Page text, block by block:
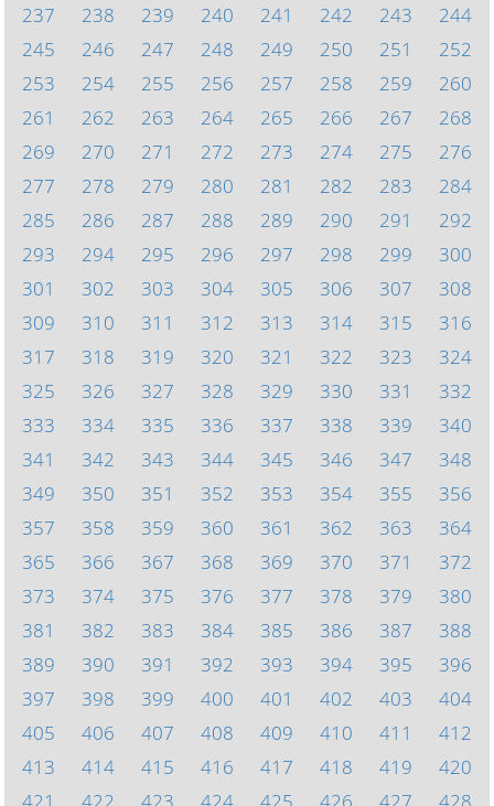
237
238 239 240 241 242 243
244
245
246 247 248 249 250 251
252
253
254 255 256 257 258 259
260
261
262 263 264 265 266 267
268
269
270 271 272 273 274 275
276
277
278 279 280 281 282 283
284
285
286 287 288 289 290 291
292
293
294 295 296 297 298 299
300
301
302 303 304 305 306 307
308
309
310 311 312 313 314 315
316
317
318 319 320 321 322 323
324
325
326 327 328 329 330 331
332
333
334 335 336 337 338 339
340
341
342 343 344 345 346 347
348
349
350 351 352 353 354 355
356
357
358 359 360 361 362 363
364
365
366 367 368 369 370 371
372
373
374 375 376 377 378 379
380
381
382 383 384 385 386 387
388
389
390 391 392 393 394 395
396
397
398 399 400 401 402 403
404
405
406 407 408 409 410 411
412
413
414 415 416 417 418 419
420